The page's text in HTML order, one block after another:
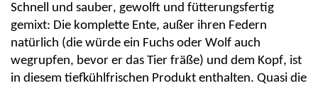
Schnell und sauber, gewolft und fütterungsfertig
gemixt: Die komplette Ente, außer ihren Federn
natürlich (die würde ein Fuchs oder Wolf auch
wegrupfen, bevor er das Tier fräße) und dem Kopf, ist
in diesem tiefkühlfrischen Produkt enthalten. Quasi die